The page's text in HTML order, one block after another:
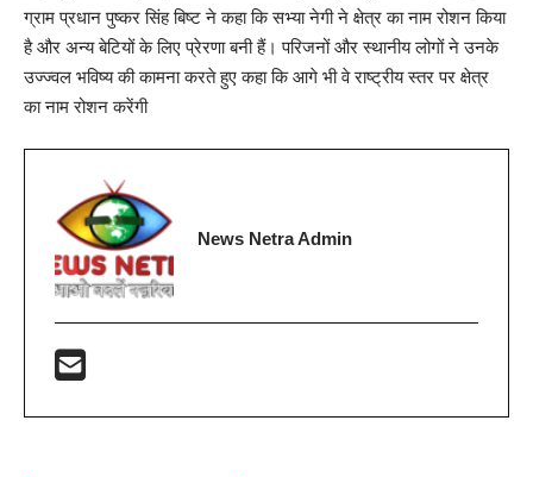
ग्राम प्रधान पुष्कर सिंह बिष्ट ने कहा कि सभ्या नेगी ने क्षेत्र का नाम रोशन किया
है और अन्य बेटियों के लिए प्रेरणा बनी हैं। परिजनों और स्थानीय लोगों ने उनके
उज्ज्वल भविष्य की कामना करते हुए कहा कि आगे भी वे राष्ट्रीय स्तर पर क्षेत्र
का नाम रोशन करेंगी
News Netra Admin